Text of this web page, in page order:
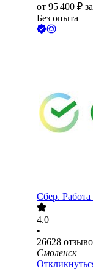
от 95 400 ₽
Без опыта
Сбер.
4.0
•
26628
Смоленск